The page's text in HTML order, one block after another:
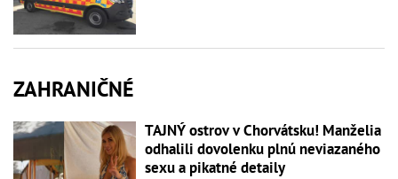
ZAHRANIČNÉ
TAJNÝ ostrov v Chorvátsku! Manželia
odhalili dovolenku plnú neviazaného
sexu a pikatné detaily